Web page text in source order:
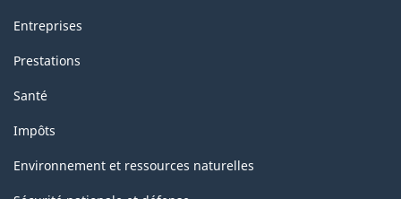
Entreprises
Prestations
Santé
Impôts
Environnement et ressources naturelles